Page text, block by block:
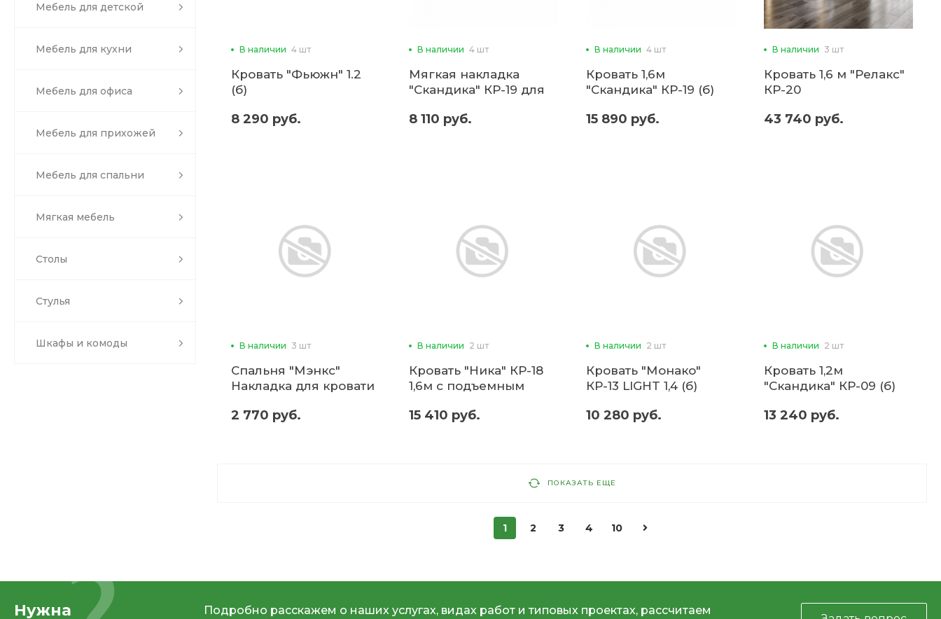
Мебель для детской
Мебель для кухни
Мебель для офиса
Мебель для прихожей
Мебель для спальни
Мягкая мебель
Столы
Стулья
Шкафы и комоды
В наличии 4 шт
Кровать "Фьюжн" 1.2
(б)
8 290 руб.
В наличии 4 шт
Мягкая накладка
"Скандика" КР-19 для
8 110 руб.
В наличии 4 шт
Кровать 1,6м
"Скандика" КР-19 (б)
15 890 руб.
В наличии 3 шт
Кровать 1,6 м "Релакс"
КР-20
43 740 руб.
В наличии 3 шт
Спальня "Мэнкс"
Накладка для кровати
2 770 руб.
В наличии 2 шт
Кровать "Ника" КР-18
1,6м с подъемным
15 410 руб.
В наличии 2 шт
Кровать "Монако"
КР-13 LIGHT 1,4 (б)
10 280 руб.
В наличии 2 шт
Кровать 1,2м
"Скандика" КР-09 (б)
13 240 руб.
ПОКАЗАТЬ ЕЩЕ
1 2 3 4 10
Нужна
Подробно расскажем о наших услугах, видах работ и типовых проектах, рассчитаем